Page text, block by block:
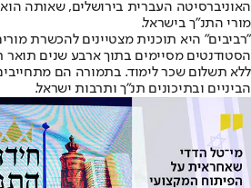
האוניברסיטה העברית בירושלים, שאותה
מורי התנ"ך בישראל.
"רביבים" היא תוכנית מצטיינים להכשרת
הסטודנטים מסיימים בתוך ארבע שנים תואר
ללא תשלום שכר לימוד. בתמורה הם
הביניים ובתיכונים תנ"ך ותרבות ישראל.